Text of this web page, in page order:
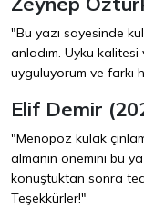
"Bu yazı sayesinde
anladım. Uyku
uyguluyorum ve farkı
Elif Demir
"Menopoz kulak
almanın önemini bu
konuştuktan sonra
Teşekkürler!"